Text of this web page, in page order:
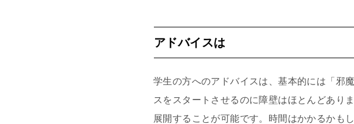
アドバイスは
学生の方へのアドバイスは、基本的には「邪
スをスタートさせるのに障壁はほとんどあり
展開することが可能です。時間はかかるかも